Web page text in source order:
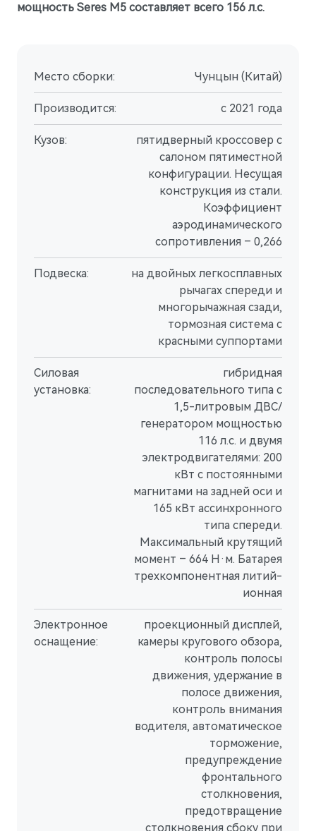
M7Представительский кроссовер
Флагманский интеллектуальный кроссовер
мощность Seres M5 составляет всего 156 л.с.
Место сборки: Чунцын (Китай)
Производится: с 2021 года
Кузов:
пятидверный кроссовер с
салоном пятиместной
конфигурации. Несущая
конструкция из стали.
Коэффициент
аэродинамического
сопротивления – 0,266
Подвеска:
на двойных легкосплавных
рычагах спереди и
многорычажная сзади,
тормозная система с
красными суппортами
Силовая
установка:
гибридная
последовательного типа с
1,5-литровым ДВС/
генератором мощностью
116 л.с. и двумя
электродвигателями: 200
кВт с постоянными
магнитами на задней оси и
165 кВт ассинхронного
типа спереди.
Максимальный крутящий
момент – 664 Н·м. Батарея
трехкомпонентная литий-
ионная
Электронное
оснащение:
проекционный дисплей,
камеры кругового обзора,
контроль полосы
движения, удержание в
полосе движения,
контроль внимания
водителя, автоматическое
торможение,
предупреждение
фронтального
столкновения,
предотвращение
столкновения сбоку при